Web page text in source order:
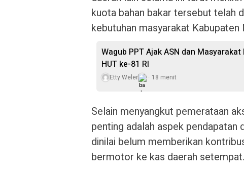
kuota bahan bakar tersebut telah
kebutuhan masyarakat Kabupaten
Wagub PPT Ajak ASN dan
HUT ke-81 RI
Etty Weler 18 menit
Selain menyangkut pemerataan
penting adalah aspek pendapatan
dinilai belum memberikan
bermotor ke kas daerah setempat.